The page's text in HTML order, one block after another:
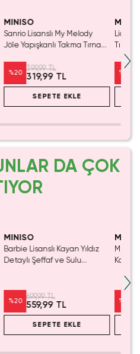
MINISO
Sanrio Lisanslı My Melody
Jöle Yapışkanlı Takma Tırnak
Tasarım
%20
399,99 TL
319,99 TL
SEPETE EKLE
Parlak
%
DA ÇOK
MINISO
Barbie Lisanslı Kayan Yıldız
Detaylı Şeffaf ve Sulu
%20
699,99 TL
559,99 TL
SEPETE EKLE
Miniso
Kalem
%